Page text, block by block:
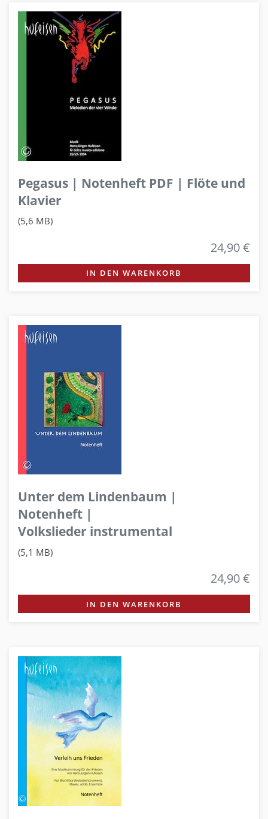
Pegasus | Notenheft PDF | Flöte und
Klavier
(5,6 MB)
24,90 €
IN DEN WARENKORB
Unter dem Lindenbaum |
Notenheft |
Volkslieder instrumental
(5,1 MB)
24,90 €
IN DEN WARENKORB